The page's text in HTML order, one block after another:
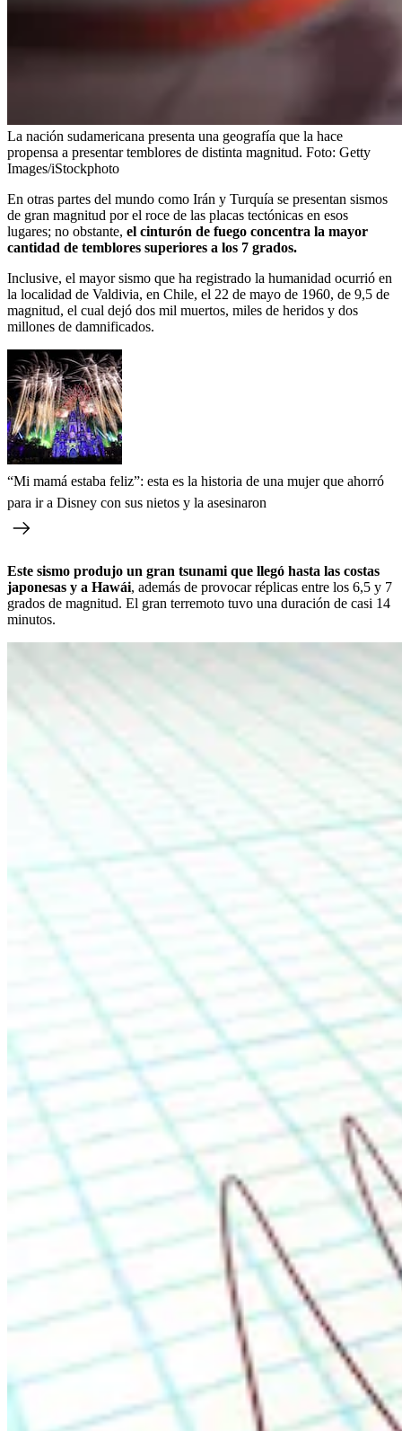
La nación sudamericana presenta una geografía que la hace
propensa a presentar temblores de distinta magnitud. Foto: Getty
Images/iStockphoto
En otras partes del mundo como Irán y Turquía se presentan sismos
de gran magnitud por el roce de las placas tectónicas en esos
lugares; no obstante, el cinturón de fuego concentra la mayor
cantidad de temblores superiores a los 7 grados.
Inclusive, el mayor sismo que ha registrado la humanidad ocurrió en
la localidad de Valdivia, en Chile, el 22 de mayo de 1960, de 9,5 de
magnitud, el cual dejó dos mil muertos, miles de heridos y dos
millones de damnificados.
“Mi mamá estaba feliz”: esta es la historia de una mujer que ahorró
para ir a Disney con sus nietos y la asesinaron
Este sismo produjo un gran tsunami que llegó hasta las costas
japonesas y a Hawái, además de provocar réplicas entre los 6,5 y 7
grados de magnitud. El gran terremoto tuvo una duración de casi 14
minutos.